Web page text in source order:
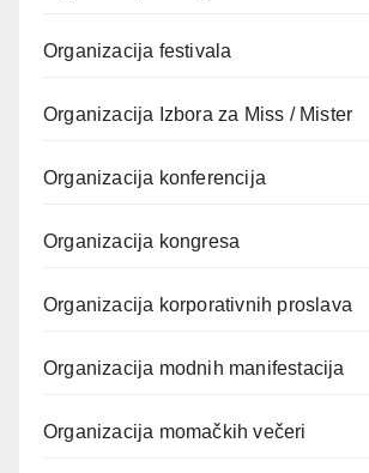
Organizacija festivala
Organizacija Izbora za Miss / Mister
Organizacija konferencija
Organizacija kongresa
Organizacija korporativnih proslava
Organizacija modnih manifestacija
Organizacija momačkih večeri